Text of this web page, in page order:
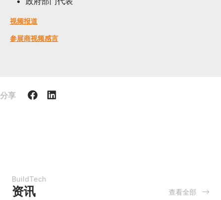
视频报道
参展商视频感言
分享
BuildTech
资讯 查看全部